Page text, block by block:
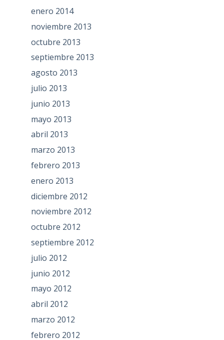
enero 2014
noviembre 2013
octubre 2013
septiembre 2013
agosto 2013
julio 2013
junio 2013
mayo 2013
abril 2013
marzo 2013
febrero 2013
enero 2013
diciembre 2012
noviembre 2012
octubre 2012
septiembre 2012
julio 2012
junio 2012
mayo 2012
abril 2012
marzo 2012
febrero 2012